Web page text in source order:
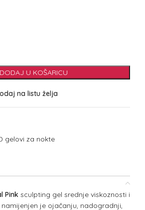
DODAJ U KOŠARICU
na listu želja
gelovi za nokte
Pink sculpting gel srednje viskoznosti i
je ojačanju, nadogradnji,